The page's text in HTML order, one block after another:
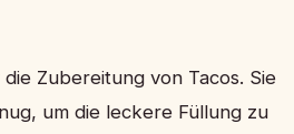
Zubereitung von Tacos. Sie
um die leckere Füllung zu